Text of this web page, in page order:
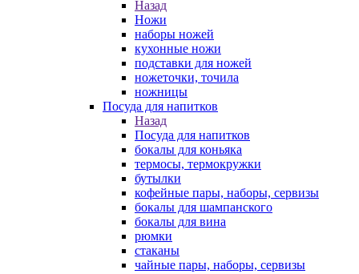
Назад
Ножи
наборы ножей
кухонные ножи
подставки для ножей
ножеточки, точила
ножницы
Посуда для напитков
Назад
Посуда для напитков
бокалы для коньяка
термосы, термокружки
бутылки
кофейные пары, наборы, сервизы
бокалы для шампанского
бокалы для вина
рюмки
стаканы
чайные пары, наборы, сервизы